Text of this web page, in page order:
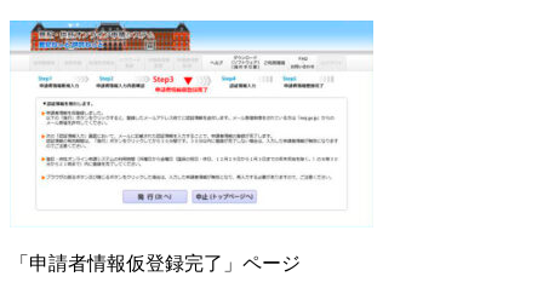
「申請者情報仮登録完了」ページ